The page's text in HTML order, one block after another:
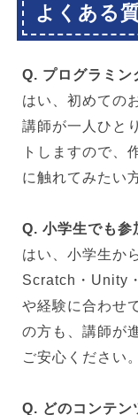
よくある
Q. プログラミン
はい、初めての
講師が一人ひと
トしますので、
に触れてみたい
Q. 小学生でも参
はい、小学生か
Scratch・Unity
や経験に合わせ
の方も、講師が
ご安心ください。
Q. どのコンテン